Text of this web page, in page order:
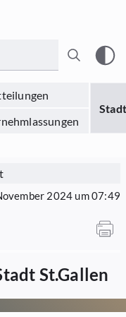
Stadt
2024 um 07:49
St.Gallen